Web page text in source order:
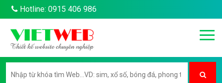
Hotline: 0915 406 986